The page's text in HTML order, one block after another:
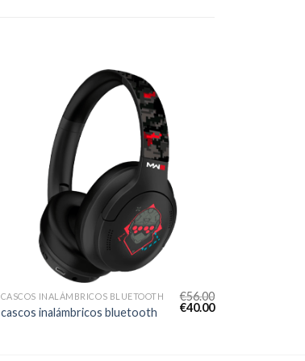
CASCOS INALÁMBRICOS BLUETOOTH
cascos inalámbricos bluetooth
€56.00
€40.00